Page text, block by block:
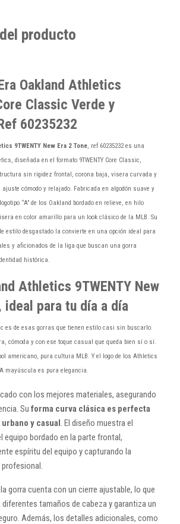
producto
Oakland Athletics
Classic Verde y
60235232
9TWENTY New Era 2 Tone, ref 60235232 es una
diseñada en el formato 9TWENTY Core Classic,
sin rigidez frontal, corona baja, visera curvada y
cómodo y relajado. Fabricada en algodón suave y
“A” de los Oakland bordado en relieve, en hilo
en color amarillo para un look clásico de la MLB. Su
estilo desgastado la convierte en una opción ideal para
y aficionados de la liga que buscan una gorra
histórica.
Athletics 9TWENTY New
ideal para tu día a día
es de esas gorras que tienen estilo casi sin buscarlo.
cómoda y con ese toque casual que queda bien sí o sí.
americano, pura cultura MLB. Y el logo de los Athletics
mayúscula es pura elegancia.
con los mejores materiales, asegurando
Su forma curva clásica es perfecta
y casual. El diseño muestra el
bordado en la parte frontal,
espíritu del equipo y capturando la
gorra cuenta con un cierre ajustable, lo que
tamaños de cabeza y garantiza un
Además, los detalles adicionales, como